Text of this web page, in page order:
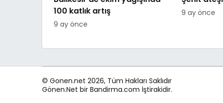
100 katlık artış
9 ay önce
9 ay önce
© Gonen.net 2026, Tüm Hakları Saklıdır
Gönen.Net bir Bandirma.com İştirakidir.